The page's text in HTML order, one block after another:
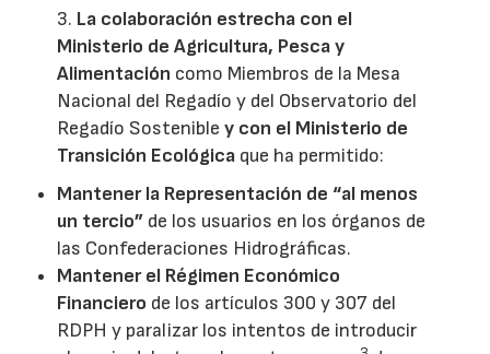
3. La colaboración estrecha con el
Ministerio de Agricultura, Pesca y
Alimentación como Miembros de la Mesa
Nacional del Regadío y del Observatorio del
Regadío Sostenibley con el Ministerio de
Transición Ecológica que ha permitido:
Mantener la Representación de “al menos
un tercio” de los usuarios en los órganos de
las Confederaciones Hidrográficas.
Mantener el Régimen Económico
Financiero de los artículos 300 y 307 del
RDPH y paralizar los intentos de introducir